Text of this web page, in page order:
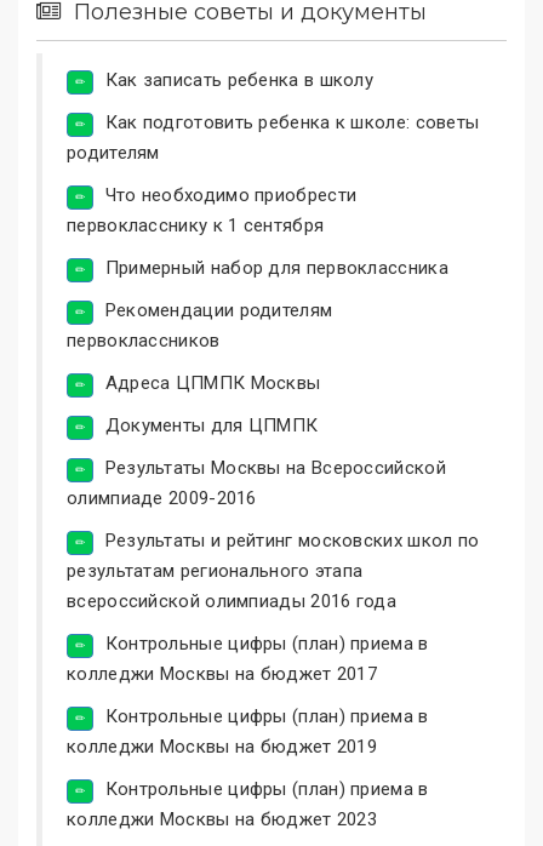
Полезные советы и документы
Как записать ребенка в школу
Как подготовить ребенка к школе: советы
родителям
Что необходимо приобрести
первокласснику к 1 сентября
Примерный набор для первоклассника
Рекомендации родителям
первоклассников
Адреса ЦПМПК Москвы
Документы для ЦПМПК
Результаты Москвы на Всероссийской
олимпиаде 2009-2016
Результаты и рейтинг московских школ по
результатам регионального этапа
всероссийской олимпиады 2016 года
Контрольные цифры (план) приема в
колледжи Москвы на бюджет 2017
Контрольные цифры (план) приема в
колледжи Москвы на бюджет 2019
Контрольные цифры (план) приема в
колледжи Москвы на бюджет 2023